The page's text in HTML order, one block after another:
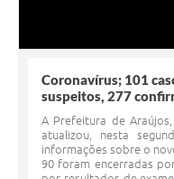
Coronavírus; 101
suspeitos, 277
A Prefeitura de
atualizou, nesta
informações sobre o
90 foram encerradas